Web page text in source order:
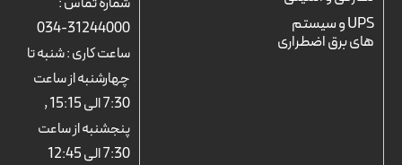
UPS و سیستم
های برق اضطراری
31244000-034
ساعت کاری : شنبه تا
چهارشنبه از ساعت
7:30 الی 15:15 ,
پنجشنبه از ساعت
7:30 الی 12:45